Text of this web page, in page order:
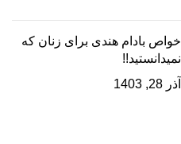
خواص بادام هندی برای زنان که
نمیدانستید!!
آذر 28, 1403